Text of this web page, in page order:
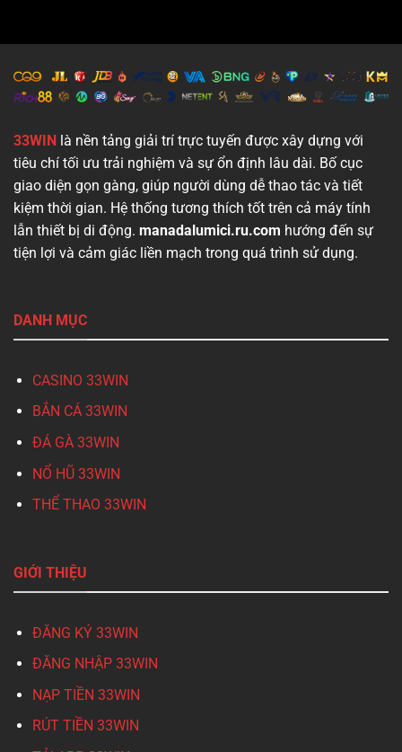
33WIN là nền tảng giải trí trực tuyến được xây dựng với
tiêu chí tối ưu trải nghiệm và sự ổn định lâu dài. Bố cục
giao diện gọn gàng, giúp người dùng dễ thao tác và tiết
kiệm thời gian. Hệ thống tương thích tốt trên cả máy tính
lẫn thiết bị di động. manadalumici.ru.com hướng đến sự
tiện lợi và cảm giác liền mạch trong quá trình sử dụng.
DANH MỤC
CASINO 33WIN
BẮN CÁ 33WIN
ĐÁ GÀ 33WIN
NỔ HŨ 33WIN
THỂ THAO 33WIN
GIỚI THIỆU
ĐĂNG KÝ 33WIN
ĐĂNG NHẬP 33WIN
NẠP TIỀN 33WIN
RÚT TIỀN 33WIN